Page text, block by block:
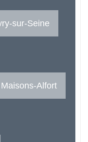
sur-Seine
Maisons-Alfort